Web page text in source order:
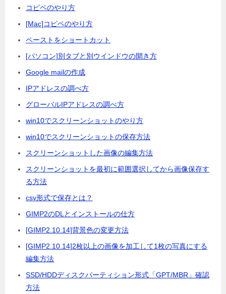
コピペのやり方
[Mac]コピペのやり方
ペーストをショートカット
[パソコン]別タブと別ウインドウの開き方
Google mailの作成
IPアドレスの調べ方
グローバルIPアドレスの調べ方
win10でスクリーンショットのやり方
win10でスクリーンショットの保存方法
スクリーンショットした画像の編集方法
スクリーンショットを最初に範囲選択してから画像保存す
る方法
csv形式で保存とは？
GIMP2のDLとインストールの仕方
[GIMP2.10.14]背景色の変更方法
[GIMP2.10.14]2枚以上の画像を加工して1枚の写真にする
編集方法
SSD/HDDディスクパーティション形式「GPT/MBR」確認
方法